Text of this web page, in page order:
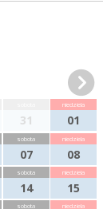
31
niedziela
01
sobota
07
niedziela
08
sobota
14
niedziela
15
sobota niedziela